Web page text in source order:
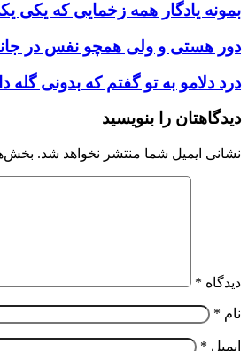
بمونه یادگار همه زخمایی که یکی
دور هستی و ولی همچو نفس در
درد دلامو به تو گفتم که بدونی گله
دیدگاهتان را بنویسید
نشانی ایمیل شما منتشر نخواهد شد.
دیدگاه *
نام *
ایمیل *